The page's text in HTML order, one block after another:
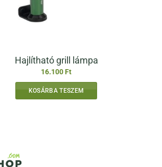
Hajlítható grill lámpa
16.100 Ft
KOSÁRBA TESZEM